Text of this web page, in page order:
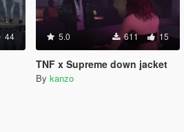
44 5.0 611 15
TNF x Supreme down jacket
By kanzo